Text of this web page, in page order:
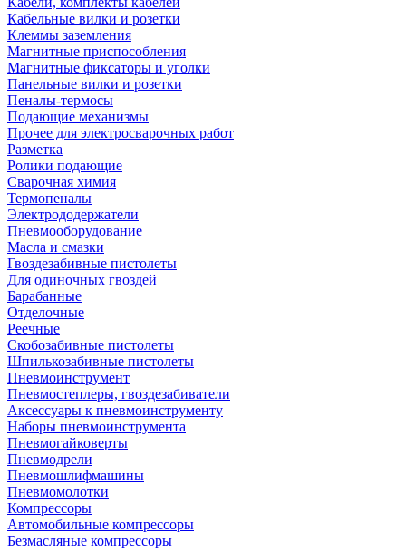
Кабельные вилки и розетки
Клеммы заземления
Магнитные приспособления
Магнитные фиксаторы и уголки
Панельные вилки и розетки
Пеналы-термосы
Подающие механизмы
Прочее для электросварочных работ
Разметка
Ролики подающие
Сварочная химия
Термопеналы
Электрододержатели
Пневмооборудование
Масла и смазки
Гвоздезабивные пистолеты
Для одиночных гвоздей
Барабанные
Отделочные
Реечные
Скобозабивные пистолеты
Шпилькозабивные пистолеты
Пневмоинструмент
Пневмостеплеры, гвоздезабиватели
Аксессуары к пневмоинструменту
Наборы пневмоинструмента
Пневмогайковерты
Пневмодрели
Пневмошлифмашины
Пневмомолотки
Компрессоры
Автомобильные компрессоры
Безмасляные компрессоры